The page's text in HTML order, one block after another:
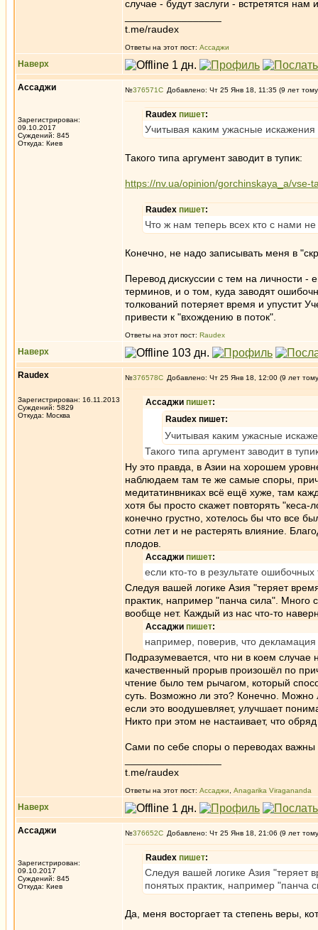
случае - будут заслуги - встретятся нам
t.me/raudex
Ответы на этот пост: Ассаджи
Наверх
Ассаджи
Зарегистрирован:
09.10.2017
Суждений: 845
Откуда: Киев
№376571 Добавлено: Чт 25 Янв 18, 11:35 (9 лет
Raudex пишет:
Учитывая каким ужасные
Такого типа аргумент заводит в тупик:
https://nv.ua/opinion/gorchinskaya_a/
Raudex пишет:
Что ж нам теперь всех кто с нами
Конечно, не надо записывать меня в
Перевод дискуссии с тем на личности -
терминов, и о том, куда заводят
толкований потеряет время и упустит
привести к "вхождению в поток".
Ответы на этот пост: Raudex
Наверх
Raudex
Зарегистрирован: 16.11.2013
Суждений: 5829
Откуда: Москва
№376578 Добавлено: Чт 25 Янв 18, 12:00 (9 лет
Ассаджи пишет:
Raudex пишет:
Учитывая каким ужасные
Такого типа аргумент заводит в
Ну это правда, в Азии на хорошем
наблюдаем там те же самые споры,
медитатинвниках всё ещё хуже, там
хотя бы просто скажет повторять
конечно грустно, хотелось бы что все
сотни лет и не растерять влияние.
плодов.
Ассаджи пишет:
если кто-то в результате
Следуя вашей логике Азия "теряет
практик, например "панча сила". Много
вообще нет. Каждый из нас что-то
Ассаджи пишет:
например, поверив, что
Подразумевается, что ни в коем случае
качественный прорыв произошёл по
чтение было тем рычагом, который
суть. Возможно ли это? Конечно.
если это воодушевляет, улучшает
Никто при этом не настаивает, что
Сами по себе споры о переводах важны
t.me/raudex
Ответы на этот пост: Ассаджи Anagarika Viragananda
Наверх
Ассаджи
Зарегистрирован:
09.10.2017
Суждений: 845
Откуда: Киев
№376652 Добавлено: Чт 25 Янв 18, 21:06 (9 лет
Raudex пишет:
Следуя вашей логике Азия "теряет
понятых практик, например "панча
Да, меня восторгает та степень веры,